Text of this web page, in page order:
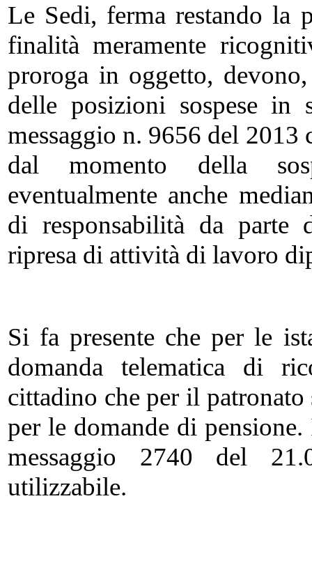
Le Sedi, ferma restando la
finalità meramente
proroga in oggetto,
delle posizioni sospese
messaggio n. 9656 del
dal momento della
eventualmente anche
di responsabilità da parte
ripresa di attività di lavoro
Si fa presente che per le
domanda telematica di
cittadino che per il
per le domande di
messaggio 2740 del
utilizzabile.